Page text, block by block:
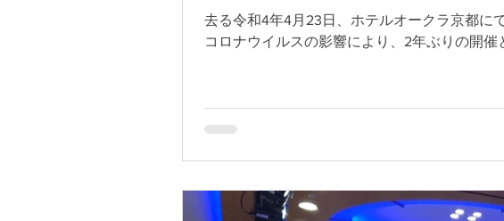
去る令和4年4月23日、ホテルオークラ京都に
コロナウイルスの影響により、2年ぶりの開催